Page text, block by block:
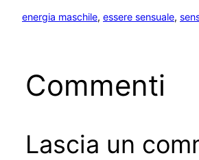
energia maschile, essere sensuale,
Commenti
Lascia un